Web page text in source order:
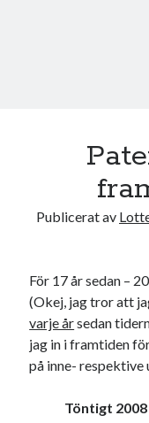
Publicerat av
För 17 år sedan –
(Okej, jag tror att
varje årsedan
jag in i framtiden
på inne- respektive
Töntigt 2008